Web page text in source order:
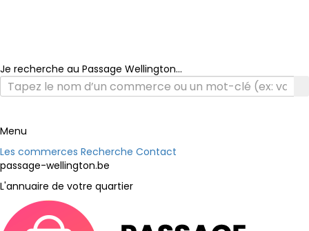
Je recherche au Passage Wellington...
Menu
Les commerces Recherche Contact
passage-wellington.be
L'annuaire de votre quartier